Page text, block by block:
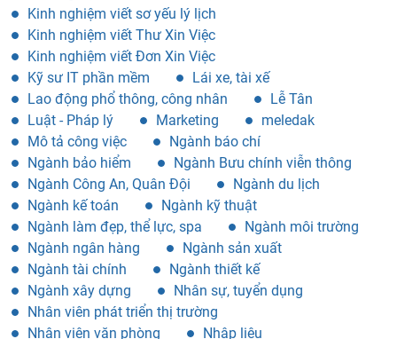
Kinh nghiệm viết sơ yếu lý lịch
Kinh nghiệm viết Thư Xin Việc
Kinh nghiệm viết Đơn Xin Việc
Kỹ sư IT phần mềm
Lái xe, tài xế
Lao động phổ thông, công nhân
Lễ Tân
Luật - Pháp lý
Marketing
meledak
Mô tả công việc
Ngành báo chí
Ngành bảo hiểm
Ngành Bưu chính viễn thông
Ngành Công An, Quân Đội
Ngành du lịch
Ngành kế toán
Ngành kỹ thuật
Ngành làm đẹp, thể lực, spa
Ngành môi trường
Ngành ngân hàng
Ngành sản xuất
Ngành tài chính
Ngành thiết kế
Ngành xây dựng
Nhân sự, tuyển dụng
Nhân viên phát triển thị trường
Nhân viên văn phòng
Nhập liệu